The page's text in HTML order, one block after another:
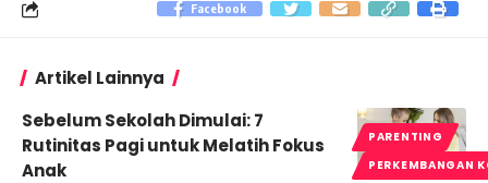
Facebook
Artikel Lainnya
PARENTING
PERKEMBANGAN
Sebelum Sekolah Dimulai: 7
Rutinitas Pagi untuk Melatih Fokus
Anak